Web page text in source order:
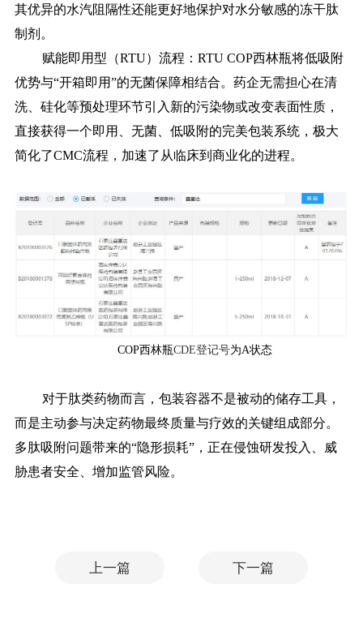
其优异的水汽阻隔性还能更好地保护对水分敏感的冻干肽
制剂。
赋能即用型（RTU）流程：RTU COP西林瓶将低吸附
优势与“开箱即用”的无菌保障相结合。药企无需担心在清
洗、硅化等预处理环节引入新的污染物或改变表面性质，
直接获得一个即用、无菌、低吸附的完美包装系统，极大
简化了CMC流程，加速了从临床到商业化的进程。
COP西林瓶CDE登记号为A状态
对于肽类药物而言，包装容器不是被动的储存工具，
而是主动参与决定药物最终质量与疗效的关键组成部分。
多肽吸附问题带来的“隐形损耗”，正在侵蚀研发投入、威
胁患者安全、增加监管风险。
上一篇 下一篇